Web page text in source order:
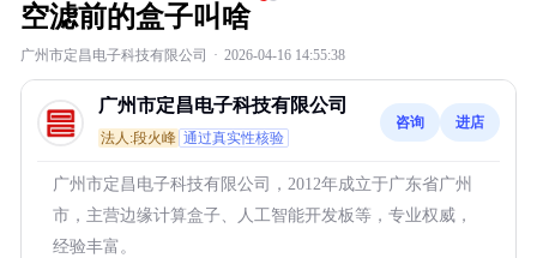
空滤前的盒子叫啥
广州市定昌电子科技有限公司 · 2026-04-16 14:55:38
广州市定昌电子科技有限公司
法人:段火峰 通过真实性核验
咨询 进店
广州市定昌电子科技有限公司，2012年成立于广东省广州
市，主营边缘计算盒子、人工智能开发板等，专业权威，
经验丰富。